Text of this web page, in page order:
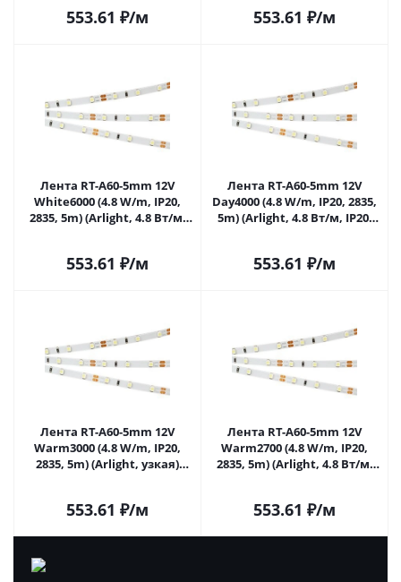
553.61 ₽/м 553.61 ₽/м
Лента RT-A60-5mm 12V
White6000 (4.8 W/m, IP20,
2835, 5m) (Arlight, 4.8 Вт/м,
553.61 ₽/м
Лента RT-A60-5mm 12V
Day4000 (4.8 W/m, IP20, 2835,
5m) (Arlight, 4.8 Вт/м, IP20)
553.61 ₽/м
Лента RT-A60-5mm 12V
Warm3000 (4.8 W/m, IP20,
2835, 5m) (Arlight, узкая)
553.61 ₽/м
Лента RT-A60-5mm 12V
Warm2700 (4.8 W/m, IP20,
2835, 5m) (Arlight, 4.8 Вт/м,
553.61 ₽/м